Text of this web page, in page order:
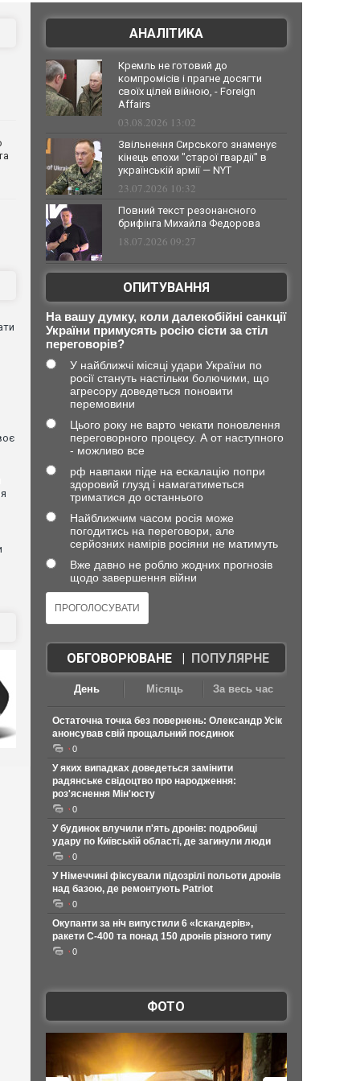
АНАЛІТИКА
Кремль не готовий до
компромісів і прагне досягти
своїх цілей війною, - Foreign
Affairs
03.08.2026 13:02
Звільнення Сирського знаменує
кінець епохи "старої гвардії" в
українській армії — NYT
23.07.2026 10:32
Повний текст резонансного
брифінга Михайла Федорова
18.07.2026 09:27
ОПИТУВАННЯ
На вашу думку, коли далекобійні санкції
України примусять росію сісти за стіл
переговорів?
У найближчі місяці удари України по
росії стануть настільки болючими, що
агресору доведеться поновити
перемовини
Цього року не варто чекати поновлення
переговорного процесу. А от наступного
- можливо все
рф навпаки піде на ескалацію попри
здоровий глузд і намагатиметься
триматися до останнього
Найближчим часом росія може
погодитись на переговори, але
серйозних намірів росіяни не матимуть
Вже давно не роблю жодних прогнозів
щодо завершення війни
ОБГОВОРЮВАНЕ| ПОПУЛЯРНЕ
День Місяць За весь час
Остаточна точка без повернень: Олександр Усік
анонсував свій прощальний поєдинок
0
У яких випадках доведеться замінити
радянське свідоцтво про народження:
роз'яснення Мін'юсту
0
У будинок влучили п'ять дронів: подробиці
удару по Київській області, де загинули люди
0
У Німеччині фіксували підозрілі польоти дронів
над базою, де ремонтують Patriot
0
Окупанти за ніч випустили 6 «Іскандерів»,
ракети С-400 та понад 150 дронів різного типу
0
ФОТО